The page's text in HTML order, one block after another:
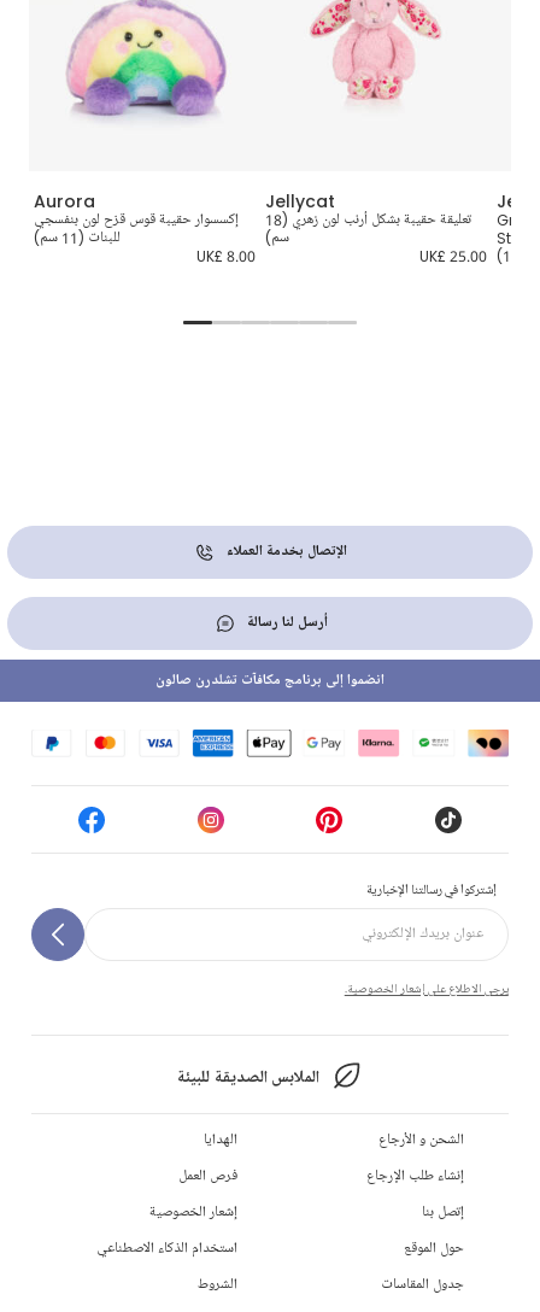
Aurora
إكسسوار حقيبة قوس قزح لون بنفسجي
للبنات (11 سم)
UK£ 8.00
Jellycat
تعليقة حقيبة بشكل أرنب لون زهري (18
سم)
UK£ 25.00
Grey
الإتصال بخدمة العملاء
أرسل لنا رسالة
إشتركوا في رسالتنا الإخبارية
يرجى الاطلاع على إشعار الخصوصية.
الملابس الصديقة للبيئة
انضموا إلى برنامج مكافآت تشلدرن صالون
الشحن و الأرجاع
إنشاء طلب الإرجاع
إتصل بنا
حول الموقع
جدول المقاسات
الهدايا
فرص العمل
إشعار الخصوصية
استخدام الذكاء الاصطناعي
الشروط